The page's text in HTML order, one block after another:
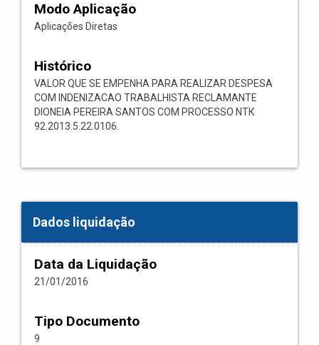
Modo Aplicação
Aplicações Diretas
Histórico
VALOR QUE SE EMPENHA PARA REALIZAR DESPESA
COM INDENIZACAO TRABALHISTA RECLAMANTE
DIONEIA PEREIRA SANTOS COM PROCESSO NТК
92.2013.5.22.0106.
Dados liquidação
Data da Liquidação
21/01/2016
Tipo Documento
9